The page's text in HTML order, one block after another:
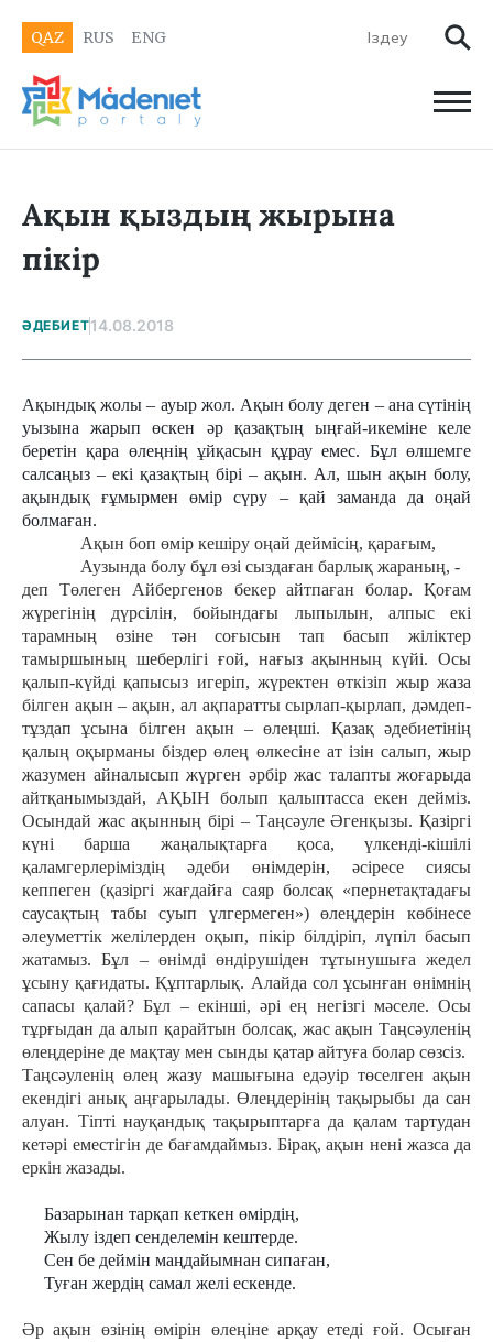
QAZ RUS ENG
Ақын қыздың жырына
пікір
ӘДЕБИЕТ14.08.2018
Ақындық жолы – ауыр жол. Ақын болу деген – ана сүтінің
уызына жарып өскен әр қазақтың ыңғай-икеміне келе
беретін қара өлеңнің ұйқасын құрау емес. Бұл өлшемге
салсаңыз – екі қазақтың бірі – ақын. Ал, шын ақын болу,
ақындық ғұмырмен өмір сүру – қай заманда да оңай
болмаған.
Ақын боп өмір кешiру оңай деймісің, қарағым,
Аузында болу бұл өзі сыздаған барлық жараның, -
деп Төлеген Айбергенов бекер айтпаған болар. Қоғам
жүрегінің дүрсілін, бойындағы лыпылын, алпыс екі
тарамның өзіне тән соғысын тап басып жіліктер
тамыршының шеберлігі ғой, нағыз ақынның күйі. Осы
қалып-күйді қапысыз игеріп, жүректен өткізіп жыр жаза
білген ақын – ақын, ал ақпаратты сырлап-қырлап, дәмдеп-
тұздап ұсына білген ақын – өлеңші. Қазақ әдебиетінің
қалың оқырманы біздер өлең өлкесіне ат ізін салып, жыр
жазумен айналысып жүрген әрбір жас талапты жоғарыда
айтқанымыздай, АҚЫН болып қалыптасса екен дейміз.
Осындай жас ақынның бірі – Таңсәуле Әгенқызы. Қазіргі
күні барша жаңалықтарға қоса, үлкенді-кішілі
қаламгерлеріміздің әдеби өнімдерін, әсіресе сиясы
кеппеген (қазіргі жағдайға саяр болсақ «пернетақтадағы
саусақтың табы суып үлгермеген») өлеңдерін көбінесе
әлеуметтік желілерден оқып, пікір білдіріп, лүпіл басып
жатамыз. Бұл – өнімді өндірушіден тұтынушыға жедел
ұсыну қағидаты. Құптарлық. Алайда сол ұсынған өнімнің
сапасы қалай? Бұл – екінші, әрі ең негізгі мәселе. Осы
тұрғыдан да алып қарайтын болсақ, жас ақын Таңсәуленің
өлеңдеріне де мақтау мен сынды қатар айтуға болар сөзсіз.
Таңсәуленің өлең жазу машығына едәуір төселген ақын
екендігі анық аңғарылады. Өлеңдерінің тақырыбы да сан
алуан. Тіпті науқандық тақырыптарға да қалам тартудан
кетәрі еместігін де бағамдаймыз. Бірақ, ақын нені жазса да
еркін жазады.
Базарынан тарқап кеткен өмірдің,
Жылу іздеп сенделемін кештерде.
Сен бе деймін маңдайымнан сипаған,
Туған жердің самал желі ескенде.
Әр ақын өзінің өмірін өлеңіне арқау етеді ғой. Осыған